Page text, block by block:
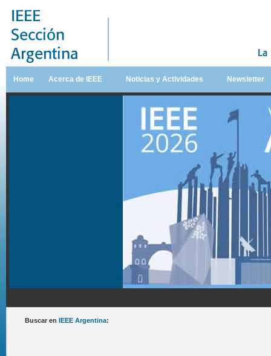
Home Acerca de IEEE Noticias y Actividades Newsletter
Buscar en IEEE Argentina: